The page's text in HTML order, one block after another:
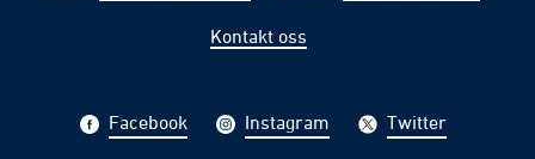
Kontakt oss
Facebook Instagram Twitter